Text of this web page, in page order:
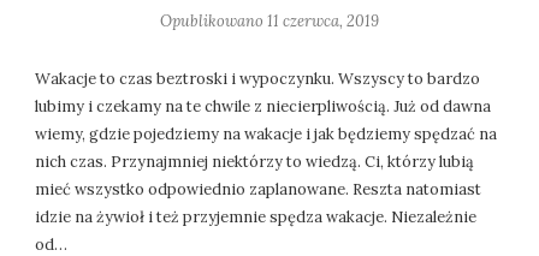
Opublikowano 11 czerwca, 2019
Wakacje to czas beztroski i wypoczynku. Wszyscy to bardzo
lubimy i czekamy na te chwile z niecierpliwością. Już od dawna
wiemy, gdzie pojedziemy na wakacje i jak będziemy spędzać na
nich czas. Przynajmniej niektórzy to wiedzą. Ci, którzy lubią
mieć wszystko odpowiednio zaplanowane. Reszta natomiast
idzie na żywioł i też przyjemnie spędza wakacje. Niezależnie
od…